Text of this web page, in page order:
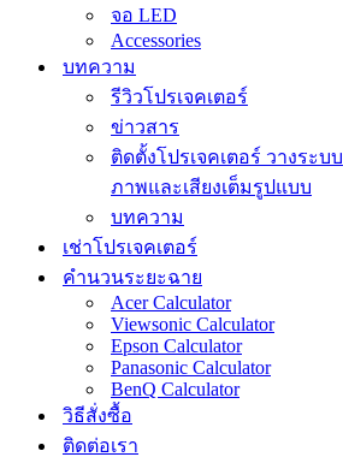
จอ LED
Accessories
บทความ
รีวิวโปรเจคเตอร์
ข่าวสาร
ติดตั้งโปรเจคเตอร์ วางระบบ
ภาพและเสียงเต็มรูปแบบ
บทความ
เช่าโปรเจคเตอร์
คำนวนระยะฉาย
Acer Calculator
Viewsonic Calculator
Epson Calculator
Panasonic Calculator
BenQ Calculator
วิธีสั่งซื้อ
ติดต่อเรา